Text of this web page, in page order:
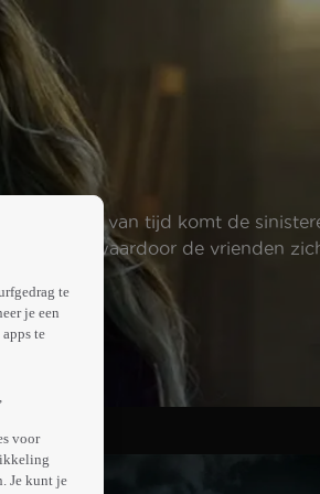
verloop van tijd komt de
worden, waardoor de vrienden
te
je een
te
voor
Je kunt je